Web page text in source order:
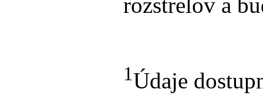
rozstrelov a
1Údaje